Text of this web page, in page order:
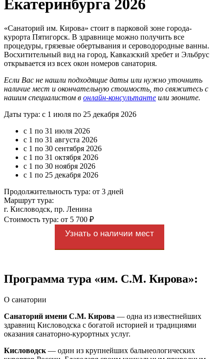
Екатеринбурга 2026
«Санаторий им. Кирова» стоит в парковой зоне города-
курорта Пятигорск. В здравнице можно получить все
процедуры, грязевые обертывания и сероводородные ванны.
Восхитительный вид на город, Кавказский хребет и Эльбрус
открывается из всех окон номеров санатория.
Если Вас не нашли подходящие даты или нужно уточнить
наличие мест и окончательную стоимость, то свяжитесь с
нашим специалистом в онлайн-консультанте или звоните.
Даты тура: с 1 июля по 25 декабря 2026
с 1 по 31 июля 2026
с 1 по 31 августа 2026
с 1 по 30 сентября 2026
с 1 по 31 октября 2026
с 1 по 30 ноября 2026
с 1 по 25 декабря 2026
Продолжительность тура: от 3 дней
Маршрут тура:
г. Кисловодск, пр. Ленина
Стоимость тура: от 5 700 ₽
Узнать о наличии мест
Программа тура «им. С.М. Кирова»:
О санатории
Санаторий имени С.М. Кирова — одна из известнейших
здравниц Кисловодска с богатой историей и традициями
оказания санаторно-курортных услуг.
Кисловодск — один из крупнейших бальнеологических